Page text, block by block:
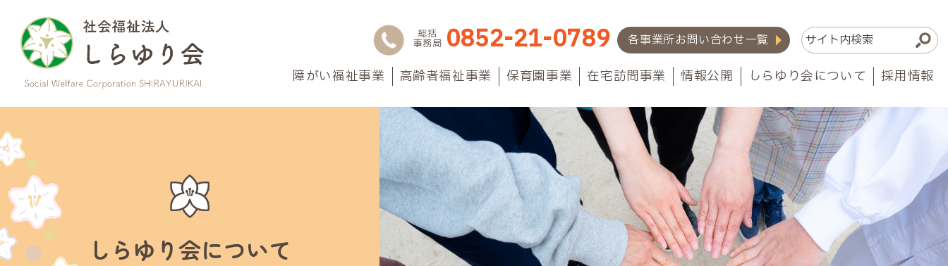
総括
事務局 0852-21-0789 各事業所お問い合わせ一覧
障がい福祉事業 高齢者福祉事業 保育園事業 在宅訪問事業 情報公開 しらゆり会について 採用情報
しらゆり会について